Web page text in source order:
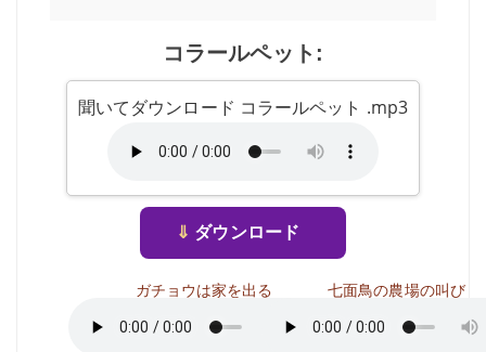
コラールペット:
聞いてダウンロード コラールペット .mp3
⇓ ダウンロード
ガチョウは家を出る 七面鳥の農場の叫び